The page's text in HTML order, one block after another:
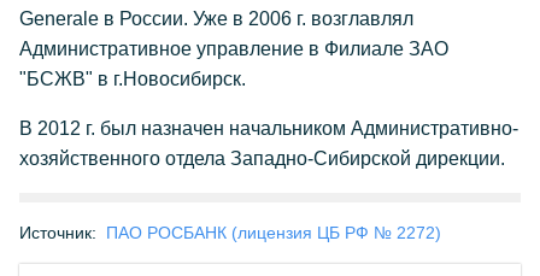
Generale в России. Уже в 2006 г. возглавлял
Административное управление в Филиале ЗАО
"БСЖВ" в г.Новосибирск.
В 2012 г. был назначен начальником Административно-
хозяйственного отдела Западно-Сибирской дирекции.
Источник: ПАО РОСБАНК (лицензия ЦБ РФ № 2272)